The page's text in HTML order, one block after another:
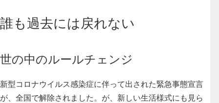
誰も過去には戻れない
世の中のルールチェンジ
新型コロナウイルス感染症に伴って出された緊急事態宣言
が、全国で解除されました。が、新しい生活様式にも見ら